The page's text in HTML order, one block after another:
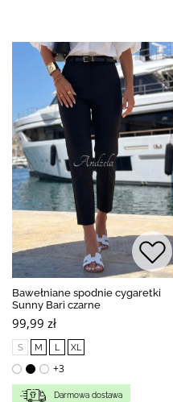
Bawełniane spodnie cygaretki
Sunny Bari czarne
99,99 zł
S M L XL
+3
Darmowa dostawa